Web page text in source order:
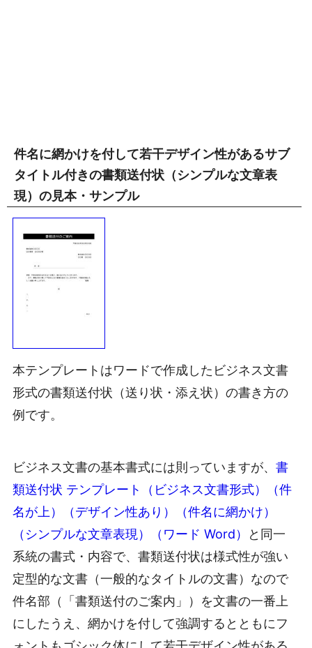
件名に網かけを付して若干デザイン性があるサブ
タイトル付きの書類送付状（シンプルな文章表
現）の見本・サンプル
本テンプレートはワードで作成したビジネス文書
形式の書類送付状（送り状・添え状）の書き方の
例です。
ビジネス文書の基本書式には則っていますが、 書
類送付状 テンプレート（ビジネス文書形式）（件
名が上）（デザイン性あり）（件名に網かけ）
（シンプルな文章表現）（ワード Word）
と同一
系統の書式・内容で、書類送付状は様式性が強い
定型的な文書（一般的なタイトルの文書）なので
件名部（「書類送付のご案内」）を文書の一番上
にしたうえ、網かけを付して強調するとともにフ